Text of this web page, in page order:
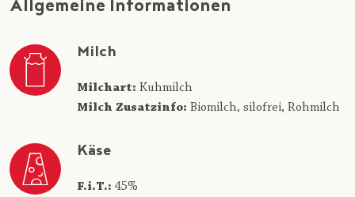
Allgemeine Informationen
Milch
Milchart: Kuhmilch
Milch Zusatzinfo: Biomilch, silofrei, Rohmilch
Käse
F.i.T.: 45%